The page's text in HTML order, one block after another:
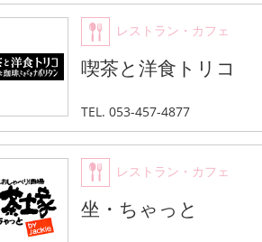
レストラン・カフェ
喫茶と洋食トリコ
TEL. 053-457-4877
レストラン・カフェ
坐・ちゃっと